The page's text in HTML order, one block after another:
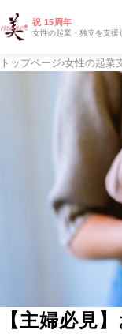
祝 15周年
女性の起業・独立を支援
トップページ›女性の起業
【主婦必見